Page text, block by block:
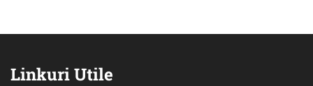
Linkuri Utile